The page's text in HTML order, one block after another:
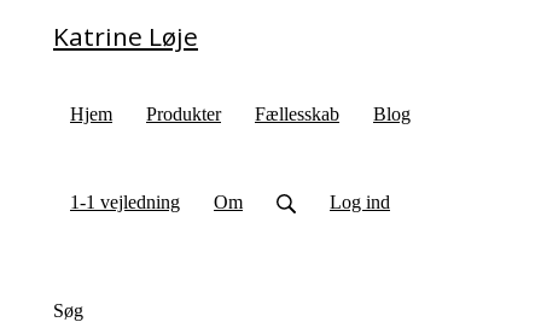
Katrine Løje
Hjem Produkter Fællesskab Blog
1-1 vejledning Om Log ind
Søg